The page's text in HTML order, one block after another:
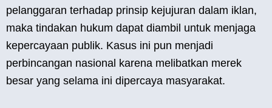
pelanggaran terhadap prinsip kejujuran dalam iklan,
maka tindakan hukum dapat diambil untuk menjaga
kepercayaan publik. Kasus ini pun menjadi
perbincangan nasional karena melibatkan merek
besar yang selama ini dipercaya masyarakat.